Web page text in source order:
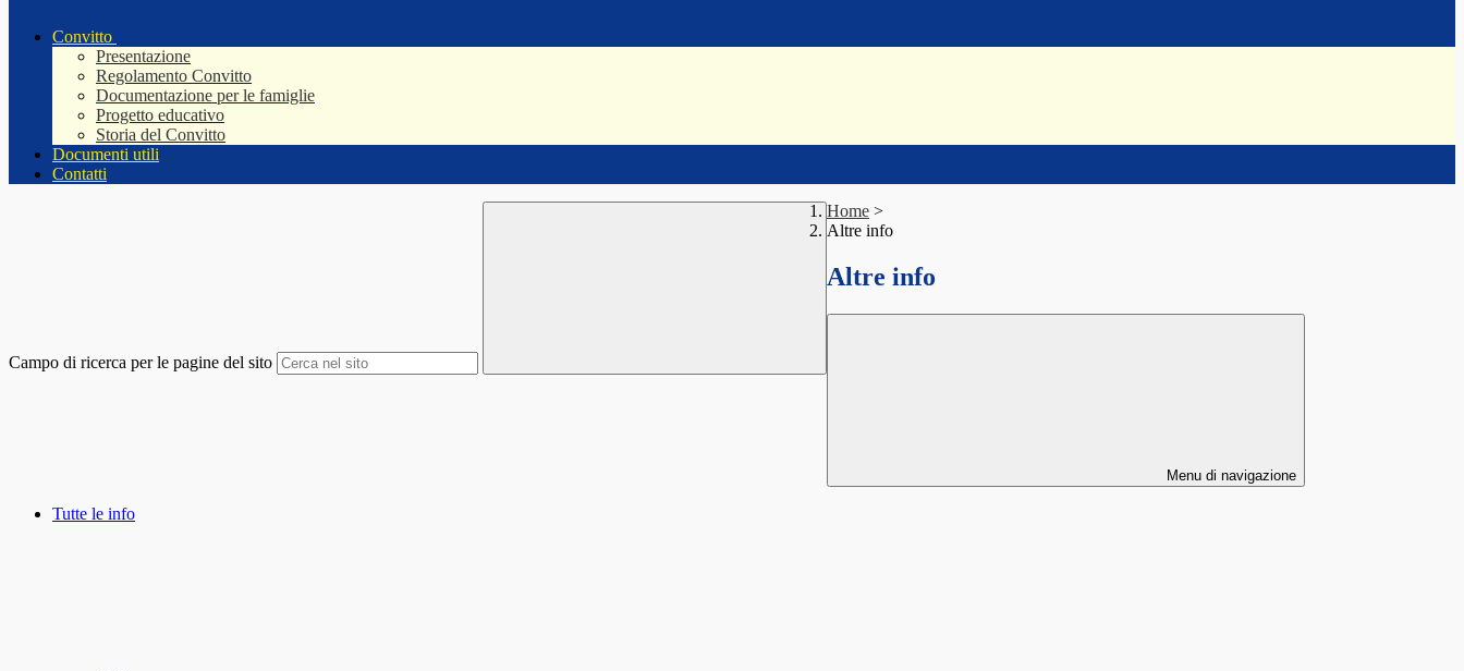
Convitto
Presentazione
Regolamento Convitto
Documentazione per le famiglie
Progetto educativo
Storia del Convitto
Documenti utili
Contatti
Campo di ricerca per le pagine del sito
Home >
Altre info
Altre info
Menu di navigazione
Tutte le info